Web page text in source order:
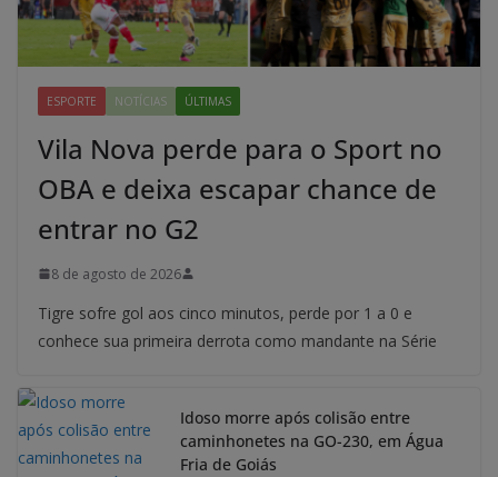
ESPORTE NOTÍCIAS ÚLTIMAS
Vila Nova perde para o Sport no
OBA e deixa escapar chance de
entrar no G2
8 de agosto de 2026
Tigre sofre gol aos cinco minutos, perde por 1 a 0 e
conhece sua primeira derrota como mandante na Série
Idoso morre após colisão entre
caminhonetes na GO-230, em Água
Fria de Goiás